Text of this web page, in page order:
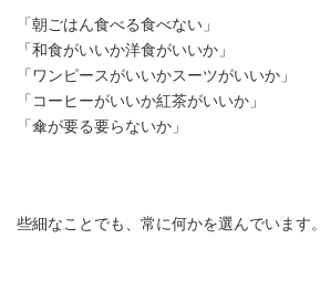
「朝ごはん食べる食べない」
「和食がいいか洋食がいいか」
「ワンピースがいいかスーツがいいか」
「コーヒーがいいか紅茶がいいか」
「傘が要る要らないか」
些細なことでも、常に何かを選んでいます。